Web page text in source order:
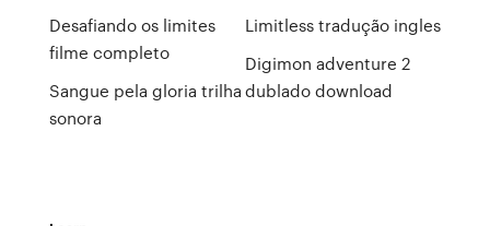
Desafiando os limites
filme completo
Sangue pela gloria trilha
sonora
Limitless tradução ingles
Digimon adventure 2
dublado download